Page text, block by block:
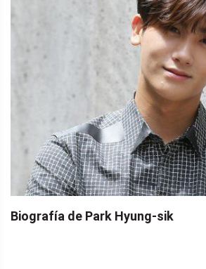
Biografía de Park Hyung-sik